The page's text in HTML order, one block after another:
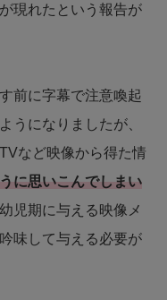
現れたという報告が
前に字幕で注意喚起
うになりましたが、
など映像から得た情
に思いこんでしまい
児期に与える映像メ
味して与える必要が